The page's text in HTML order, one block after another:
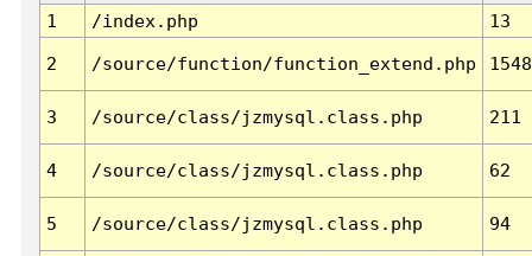
1
/index.php 13
2 /source/function/function_extend.php 1548
3 /source/class/jzmysql.class.php 211
4 /source/class/jzmysql.class.php 62
5 /source/class/jzmysql.class.php 94